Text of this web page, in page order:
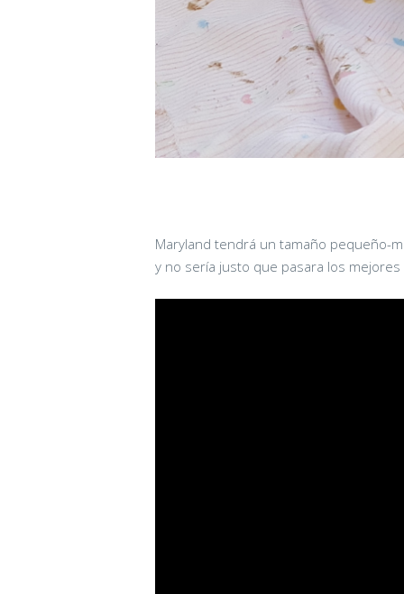
Maryland tendrá un tamaño pequeño-
y no sería justo que pasara los